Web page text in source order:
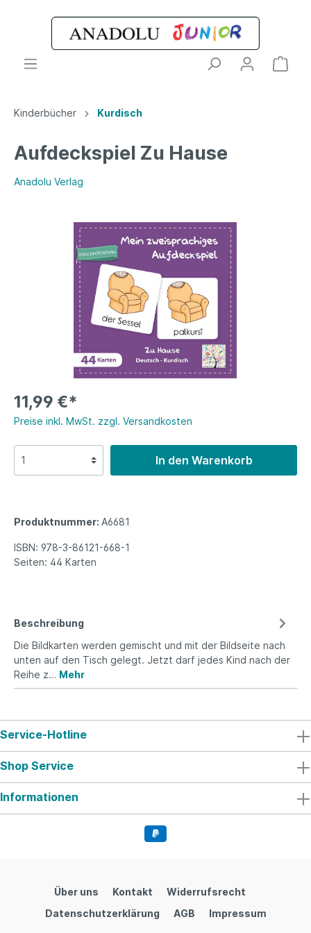
Kinderbücher Kurdisch
Aufdeckspiel Zu Hause
Anadolu Verlag
11,99 €*
Preise inkl. MwSt. zzgl. Versandkosten
In den Warenkorb
Produktnummer: A6681
ISBN: 978-3-86121-668-1
Seiten: 44 Karten
Beschreibung
Die Bildkarten werden gemischt und mit der Bildseite nach
unten auf den Tisch gelegt. Jetzt darf jedes Kind nach der
Reihe z… Mehr
Service-Hotline
Shop Service
Informationen
Über uns Kontakt
Widerrufsrecht
Datenschutzerklärung
AGB Impressum